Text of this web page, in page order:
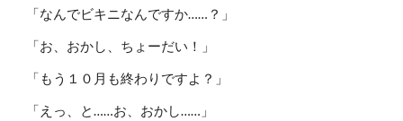
「なんでビキニなんですか……？」
「お、おかし、ちょーだい！」
「もう１０月も終わりですよ？」
「えっ、と……お、おかし……」